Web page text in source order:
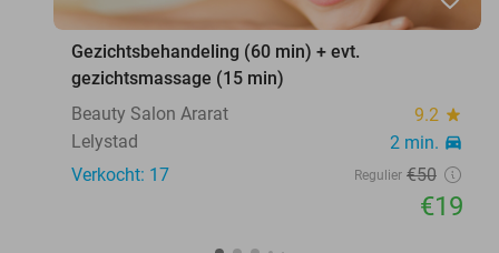
Gezichtsbehandeling (60 min) + evt.
gezichtsmassage (15 min)
Beauty Salon Ararat
9.2 star
Lelystad 2 min. directions_car
Verkocht: 17 Regulier €50
€19